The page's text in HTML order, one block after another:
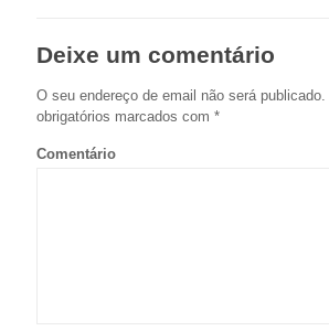
Deixe um comentário
O seu endereço de email não será publicado.
obrigatórios marcados com *
Comentário